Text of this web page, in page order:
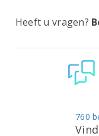
Heeft u vragen?
760